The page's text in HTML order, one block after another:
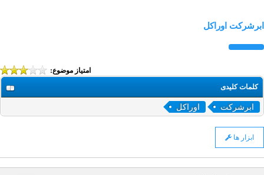
ابرشرکت اوراکل
امتیاز موضوع:
کلمات کلیدی
ابرشرکت اوراکل
ابزار ها